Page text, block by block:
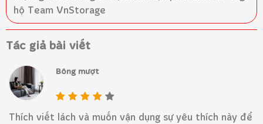
hộ Team VnStorage
Tác giả bài viết
Bông mượt
Thích viết lách và muốn vận dụng sự yêu thích này để